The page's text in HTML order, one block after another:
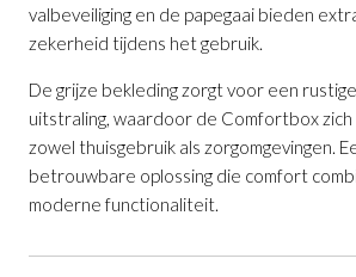
valbeveiliging en de papegaai bieden
zekerheid tijdens het gebruik.
De grijze bekleding zorgt voor een
uitstraling, waardoor de Comfortbox
zowel thuisgebruik als zorgomgevingen.
betrouwbare oplossing die comfort
moderne functionaliteit.
Productnummer: G16200003207